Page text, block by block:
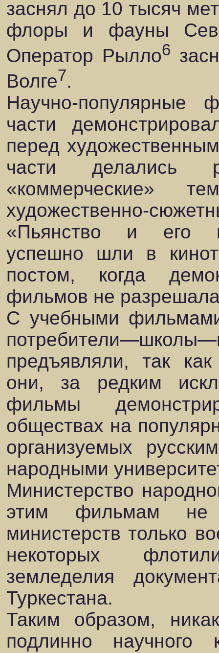
заснял до 10 тысяч
флоры и фауны
Оператор Рылло6
Волге7.
Научно-
части
перед
части
«коммерческие»
художественно-
«Пьянство и его
успешно шли в
постом, когда
фильмов не
С учебными
предъявляли, так
они, за редким
фильмы
обществах на
организуемых
народными
Министерство
этим фильмам не
министерств только
некоторых
земледелия
Туркестана.
Таким образом,
подлинно научного